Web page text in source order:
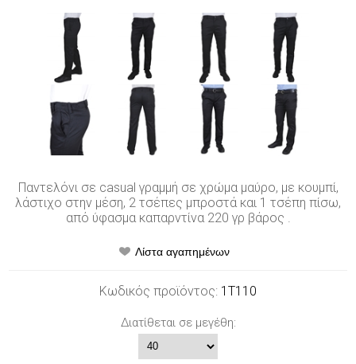
Παντελόνι σε casual γραμμή σε χρώμα μαύρο, με κουμπί,
λάστιχο στην μέση, 2 τσέπες μπροστά και 1 τσέπη πίσω,
από ύφασμα καπαρντίνα 220 γρ βάρος .
Κωδικός προϊόντος: 1T110
Διατίθεται σε μεγέθη: